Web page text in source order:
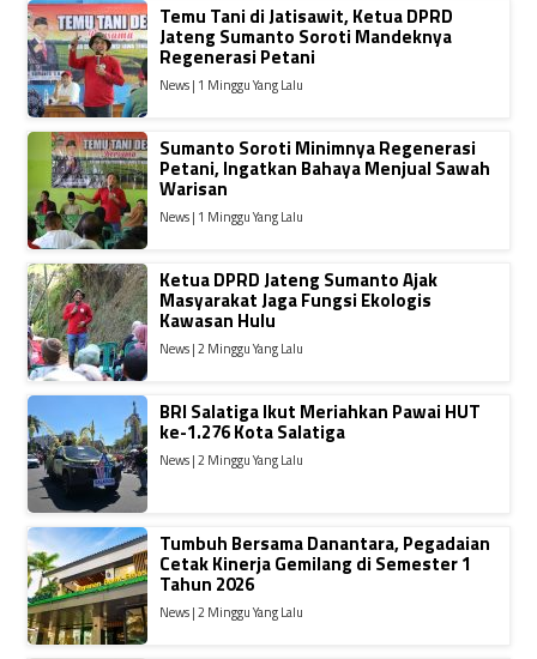
Temu Tani di Jatisawit, Ketua DPRD
Jateng Sumanto Soroti Mandeknya
Regenerasi Petani
News | 1 Minggu Yang Lalu
Sumanto Soroti Minimnya Regenerasi
Petani, Ingatkan Bahaya Menjual Sawah
Warisan
News | 1 Minggu Yang Lalu
Ketua DPRD Jateng Sumanto Ajak
Masyarakat Jaga Fungsi Ekologis
Kawasan Hulu
News | 2 Minggu Yang Lalu
BRI Salatiga Ikut Meriahkan Pawai HUT
ke-1.276 Kota Salatiga
News | 2 Minggu Yang Lalu
Tumbuh Bersama Danantara, Pegadaian
Cetak Kinerja Gemilang di Semester 1
Tahun 2026
News | 2 Minggu Yang Lalu